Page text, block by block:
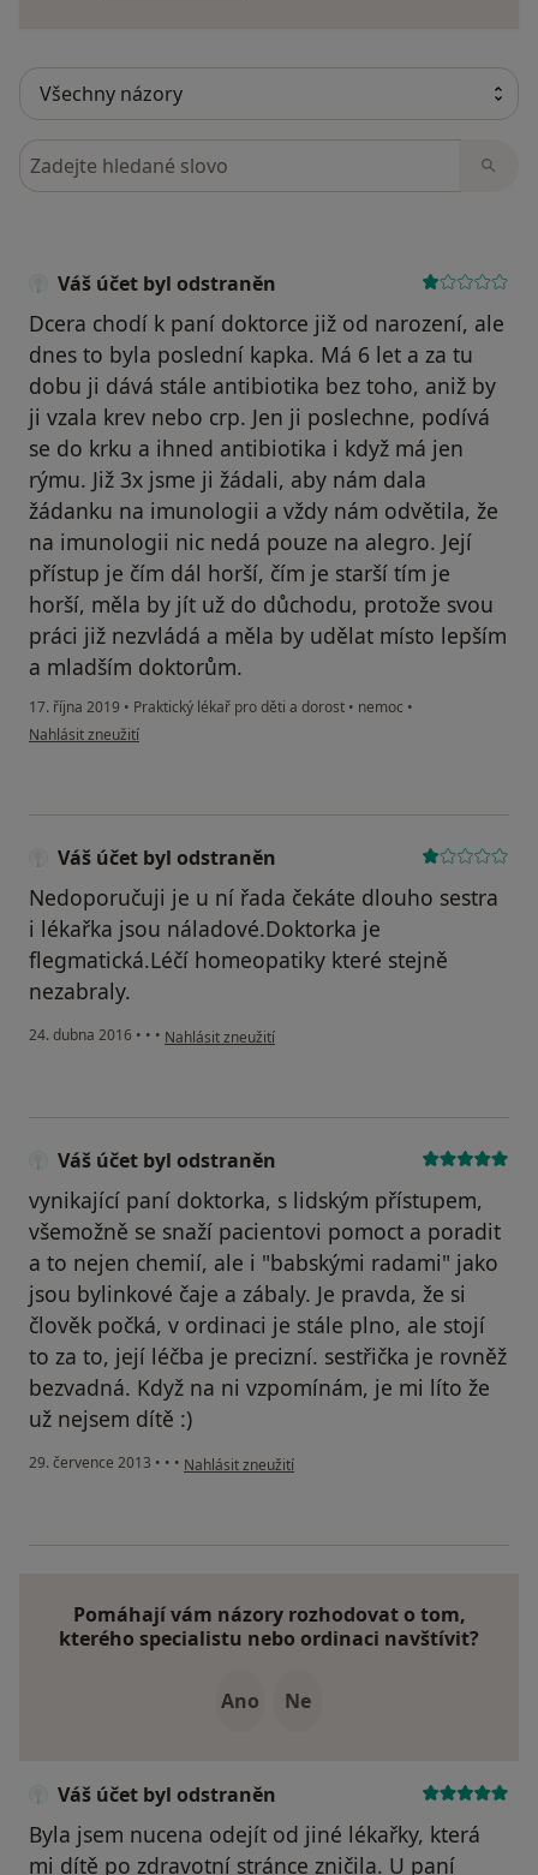
Hledejte v názorech
Váš účet byl odstraněn
Dcera chodí k paní doktorce již od narození, ale
dnes to byla poslední kapka. Má 6 let a za tu
dobu ji dává stále antibiotika bez toho, aniž by
ji vzala krev nebo crp. Jen ji poslechne, podívá
se do krku a ihned antibiotika i když má jen
rýmu. Již 3x jsme ji žádali, aby nám dala
žádanku na imunologii a vždy nám odvětila, že
na imunologii nic nedá pouze na alegro. Její
přístup je čím dál horší, čím je starší tím je
horší, měla by jít už do důchodu, protože svou
práci již nezvládá a měla by udělat místo lepším
a mladším doktorům.
17. října 2019 • Praktický lékař pro děti a dorost • nemoc •
podle názoru uživatele Váš účet byl odstraněn
Nahlásit zneužití
Váš účet byl odstraněn
Nedoporučuji je u ní řada čekáte dlouho sestra
i lékařka jsou náladové.Doktorka je
flegmatická.Léčí homeopatiky které stejně
nezabraly.
24. dubna 2016 • • • podle názoru uživatele Váš účet byl odstraněn
Nahlásit zneužití
Váš účet byl odstraněn
vynikající paní doktorka, s lidským přístupem,
všemožně se snaží pacientovi pomoct a poradit
a to nejen chemií, ale i "babskými radami" jako
jsou bylinkové čaje a zábaly. Je pravda, že si
člověk počká, v ordinaci je stále plno, ale stojí
to za to, její léčba je precizní. sestřička je rovněž
bezvadná. Když na ni vzpomínám, je mi líto že
už nejsem dítě :)
29. července 2013 • • • podle názoru uživatele Váš účet byl odstraněn
Nahlásit zneužití
Pomáhají vám názory rozhodovat o tom,
kterého specialistu nebo ordinaci navštívit?
Ano Ne
Váš účet byl odstraněn
Byla jsem nucena odejít od jiné lékařky, která
mi dítě po zdravotní stránce zničila. U paní